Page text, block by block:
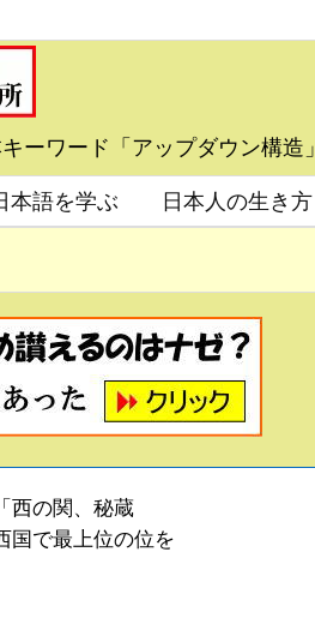
ーワード「アップダウン構造」
本語を学ぶ 日本人の生き方
西の関、秘蔵
で最上位の位を